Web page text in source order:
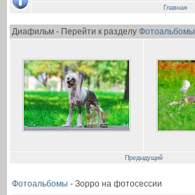
Главная
Диафильм - Перейти к разделу Фотоальбомы
Предыдущий
Фотоальбомы - Зорро на фотосессии